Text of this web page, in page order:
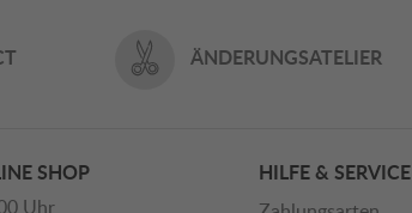
ÄNDERUNGSATELIER
SHOP
Uhr
HILFE & SERVICE